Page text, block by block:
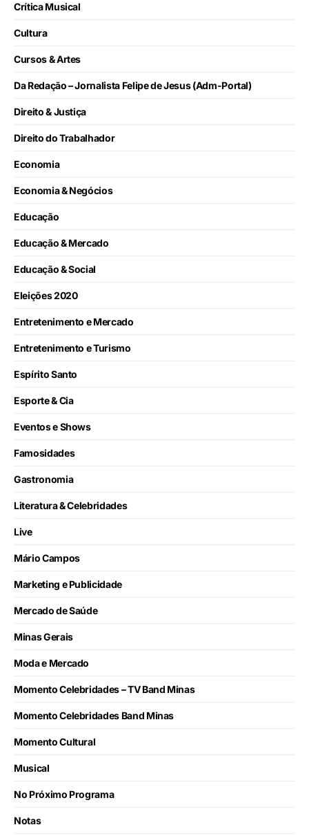
Crítica Musical
Cultura
Cursos & Artes
Da Redação – Jornalista Felipe de Jesus (Adm-Portal)
Direito & Justiça
Direito do Trabalhador
Economia
Economia & Negócios
Educação
Educação & Mercado
Educação & Social
Eleições 2020
Entretenimento e Mercado
Entretenimento e Turismo
Espírito Santo
Esporte & Cia
Eventos e Shows
Famosidades
Gastronomia
Literatura & Celebridades
Live
Mário Campos
Marketing e Publicidade
Mercado de Saúde
Minas Gerais
Moda e Mercado
Momento Celebridades – TV Band Minas
Momento Celebridades Band Minas
Momento Cultural
Musical
No Próximo Programa
Notas